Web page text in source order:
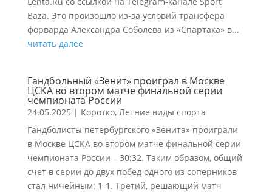
Baza. Это произошло из-за условий трансфера
форварда Александра Соболева из «Спартака» в...
читать далее
Гандбольный «Зенит» проиграл в Москве
ЦСКА во втором матче финальной серии
чемпионата России
24.05.2025 | Коротко, Летние виды спорта
Гандболисты петербургского «Зенита» проиграли
в Москве ЦСКА во втором матче финальной серии
чемпионата России – 30:32. Таким образом, общий
счет в серии до двух побед одного из соперников
стал ничейным: 1-1. Третий, решающий матч